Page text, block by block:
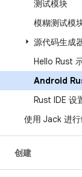
测试模块
模糊测试模
源代码生成
Hello Rust
Android
Rust IDE 设
使用 Jack 进
创建